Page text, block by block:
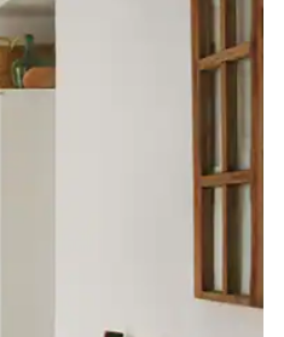
appuyant et en faisant glisser.